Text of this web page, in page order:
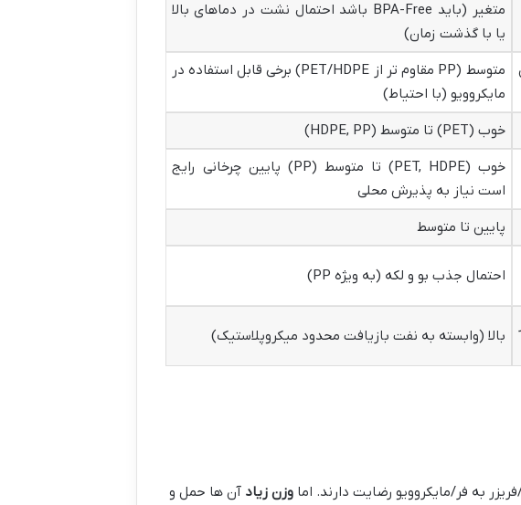
متغیر (باید BPA-Free باشد احتمال نشت در دماهای بالا
یا با گذشت زمان)
متوسط (PP مقاوم تر از PET/HDPE) برخی قابل استفاده در
مایکروویو (با احتیاط)
خوب (PET) تا متوسط (HDPE, PP)
خوب (PET, HDPE) تا متوسط (PP) پایین چرخانی رایج
است نیاز به پذیرش محلی
پایین تا متوسط
احتمال جذب بو و لکه (به ویژه PP)
بالا (وابسته به نفت بازیافت محدود میکروپلاستیک)
به فر/مایکروویو رضایت دارند. اماوزن زیاد آن ها حمل و